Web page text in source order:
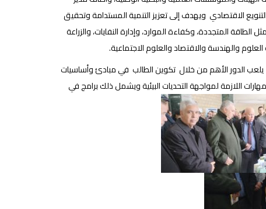
التنويع الاقتصادي ويهدف إلى تعزيز التنمية المستدامة وتحقيق
المتجددة، وكفاءة الموارد، وإدارة النفايات، والزراعة
والهندسة والاقتصاد والعلوم الاجتماعية.
الدور الأهم من خلال تكوين الطالب في مبادئ وأساسيات
اللازمة لمواجهة التحديات البيئية ويشمل ذلك برامج في